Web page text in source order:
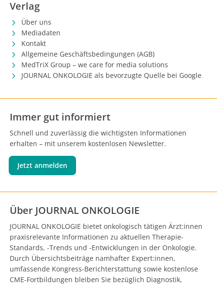
Verlag
Über uns
Mediadaten
Kontakt
Allgemeine Geschäftsbedingungen (AGB)
MedTriX Group – we care for media solutions
JOURNAL ONKOLOGIE als bevorzugte Quelle bei Google
Immer gut informiert
Schnell und zuverlässig die wichtigsten Informationen
erhalten – mit unserem kostenlosen Newsletter.
Jetzt anmelden
Über JOURNAL ONKOLOGIE
JOURNAL ONKOLOGIE bietet onkologisch tätigen Ärzt:innen
praxisrelevante Informationen zu aktuellen Therapie-
Standards, -Trends und -Entwicklungen in der Onkologie.
Durch Übersichtsbeiträge namhafter Expert:innen,
umfassende Kongress-Berichterstattung sowie kostenlose
CME-Fortbildungen bleiben Sie bezüglich Diagnostik,